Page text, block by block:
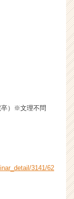
卒）※文理不問
3141/62